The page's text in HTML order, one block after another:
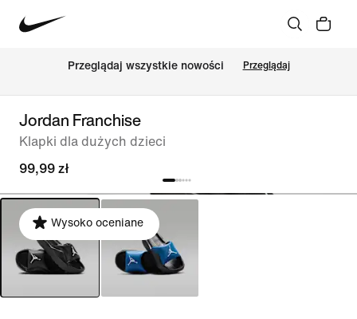
Przeglądaj wszystkie nowości Przeglądaj
Jordan Franchise
Klapki dla dużych dzieci
99,99 zł
Wysoko oceniane